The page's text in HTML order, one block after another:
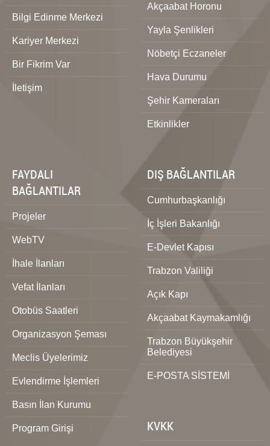
Bilgi Edinme Merkezi
Kariyer Merkezi
Bir Fikrim Var
İletişim
Akçaabat Horonu
Yayla Şenlikleri
Nöbetçi Eczaneler
Hava Durumu
Şehir Kameraları
Etkinlikler
FAYDALI
BAĞLANTILAR
Projeler
WebTV
İhale İlanları
Vefat İlanları
Otobüs Saatleri
Organizasyon Şeması
Meclis Üyelerimiz
Evlendirme İşlemleri
Basın İlan Kurumu
Program Girişi
DIŞ BAĞLANTILAR
Cumhurbaşkanlığı
İç İşleri Bakanlığı
E-Devlet Kapısı
Trabzon Valiliği
Açık Kapı
Akçaabat Kaymakamlığı
Trabzon Büyükşehir
Belediyesi
E-POSTA SİSTEMİ
KVKK